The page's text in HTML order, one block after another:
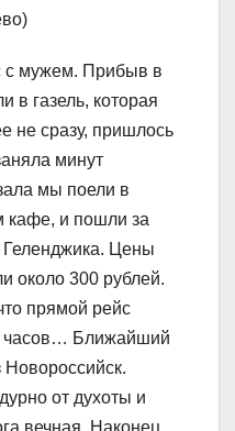
с мужем. Прибыв в
в газель, которая
не сразу, пришлось
минут
мы поели в
кафе, и пошли за
Геленджика. Цены
около 300 рублей.
прямой рейс
часов… Ближайший
Новороссийск.
от духоты и
вечная. Наконец,